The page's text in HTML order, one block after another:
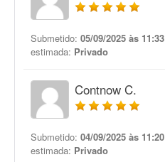
Submetido: 05/09/2025 às 11:33
estimada: Privado
Contnow C.
Submetido: 04/09/2025 às 11:20
estimada: Privado